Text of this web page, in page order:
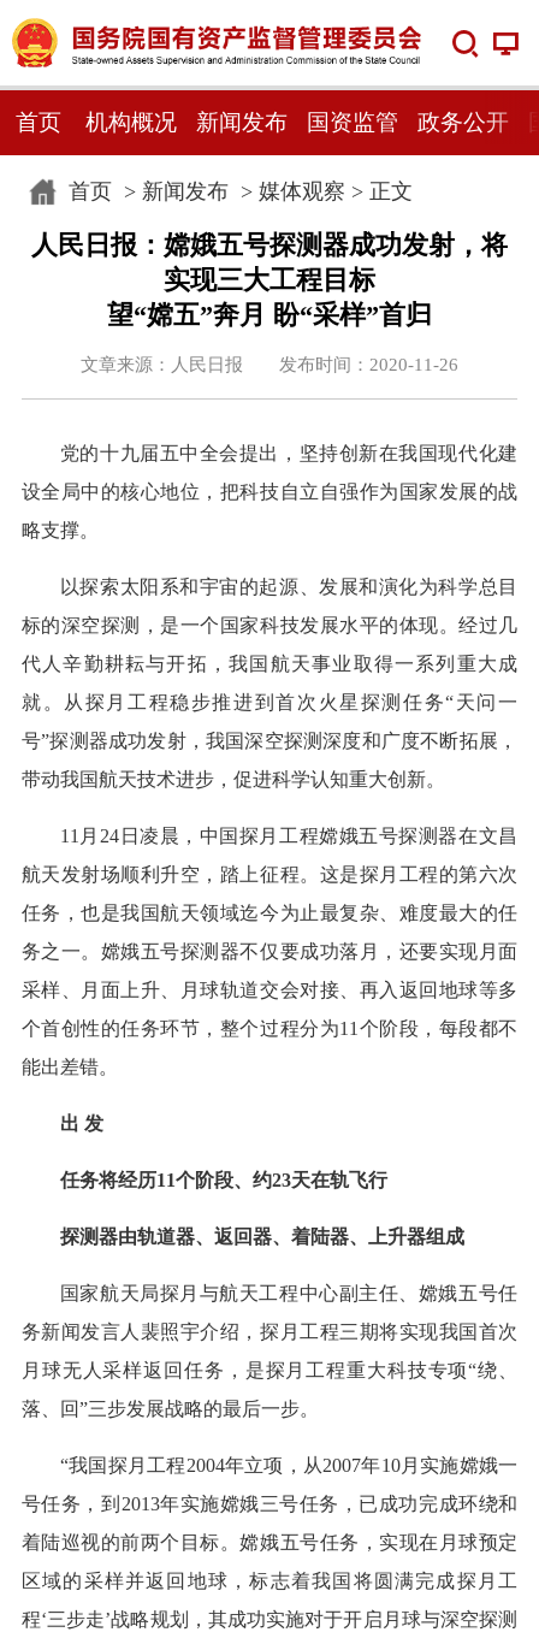
首页 机构概况 新闻发布 国资监管 政务公开
首页> 新闻发布> 媒体观察 > 正文
人民日报：嫦娥五号探测器成功发射，将
实现三大工程目标
望“嫦五”奔月 盼“采样”首归
文章来源：人民日报 发布时间：2020-11-26
党的十九届五中全会提出，坚持创新在我国现代化建
设全局中的核心地位，把科技自立自强作为国家发展的战
略支撑。
以探索太阳系和宇宙的起源、发展和演化为科学总目
标的深空探测，是一个国家科技发展水平的体现。经过几
代人辛勤耕耘与开拓，我国航天事业取得一系列重大成
就。从探月工程稳步推进到首次火星探测任务“天问一
号”探测器成功发射，我国深空探测深度和广度不断拓展，
带动我国航天技术进步，促进科学认知重大创新。
11月24日凌晨，中国探月工程嫦娥五号探测器在文昌
航天发射场顺利升空，踏上征程。这是探月工程的第六次
任务，也是我国航天领域迄今为止最复杂、难度最大的任
务之一。嫦娥五号探测器不仅要成功落月，还要实现月面
采样、月面上升、月球轨道交会对接、再入返回地球等多
个首创性的任务环节，整个过程分为11个阶段，每段都不
能出差错。
出 发
任务将经历11个阶段、约23天在轨飞行
探测器由轨道器、返回器、着陆器、上升器组成
国家航天局探月与航天工程中心副主任、嫦娥五号任
务新闻发言人裴照宇介绍，探月工程三期将实现我国首次
月球无人采样返回任务，是探月工程重大科技专项“绕、
落、回”三步发展战略的最后一步。
“我国探月工程2004年立项，从2007年10月实施嫦娥一
号任务，到2013年实施嫦娥三号任务，已成功完成环绕和
着陆巡视的前两个目标。嫦娥五号任务，实现在月球预定
区域的采样并返回地球，标志着我国将圆满完成探月工
程‘三步走’战略规划，其成功实施对于开启月球与深空探测